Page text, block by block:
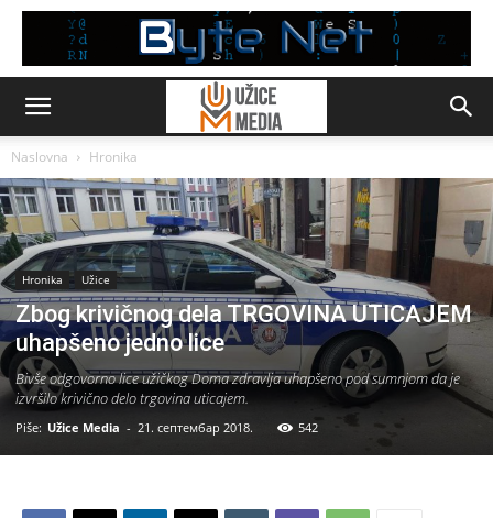
Naslovna Hronika
Hronika Užice
Zbog krivičnog dela TRGOVINA UTICAJEM
uhapšeno jedno lice
Bivše odgovorno lice užičkog Doma zdravlja uhapšeno pod sumnjom da je
izvršilo krivično delo trgovina uticajem.
Piše: Užice Media - 21. септембар 2018. 542